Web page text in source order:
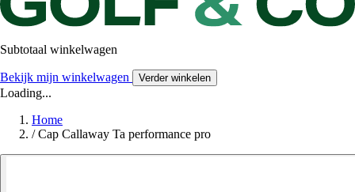
Subtotaal winkelwagen
Bekijk mijn winkelwagen Verder winkelen
Loading...
Home
/ Cap Callaway Ta performance pro